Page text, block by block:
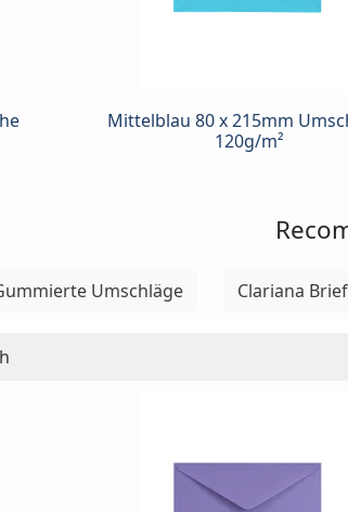
Mittelblau 80 x 215mm
120g/m²
Umschläge Clariana